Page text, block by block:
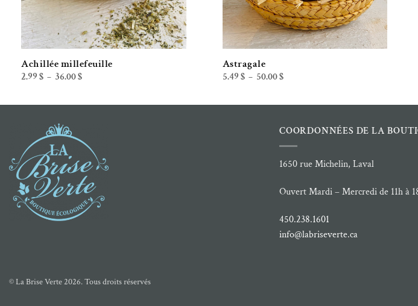
Achillée millefeuille
2.99 $ – 36.00$Plage
Astragale
5.49 $ – 50.00$Plage
COORDONNÉES DE LA
1650 rue Michelin, Laval
Ouvert Mardi – Mercredi de 11h à
450.238.1601
info@labriseverte.ca
© La Brise Verte 2026. Tous droits réservés